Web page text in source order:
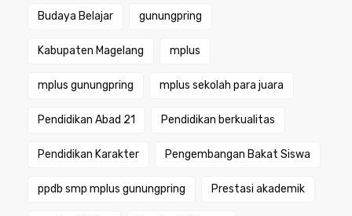
Budaya Belajar gunungpring
Kabupaten Magelang mplus
mplus gunungpring mplus sekolah para juara
Pendidikan Abad 21 Pendidikan berkualitas
Pendidikan Karakter Pengembangan Bakat Siswa
ppdb smp mplus gunungpring Prestasi akademik